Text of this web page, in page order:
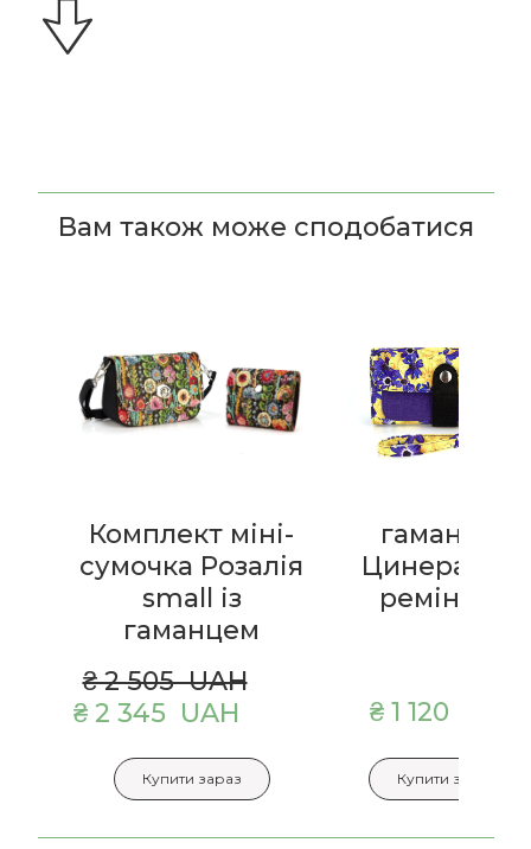
Вам також може сподобатися
Комплект міні-
сумочка Розалія
small із
гаманцем
₴ 2 505  UAH
₴ 2 345  UAH
Купити зараз
гаманець
Цинерарії із
ремінцем
₴ 1 120  UAH
Купити зараз